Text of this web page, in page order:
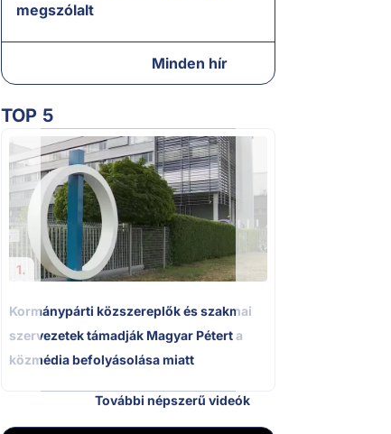
megszólalt
Minden hír
TOP 5
1.
Kormánypárti közszereplők és szakmai
szervezetek támadják Magyar Pétert a
közmédia befolyásolása miatt
További népszerű videók